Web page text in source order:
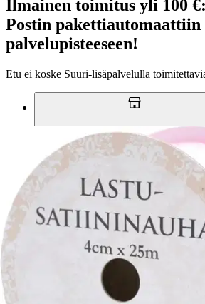
Ilmainen toimitus yli 100
Postin pakettiautomaattiin
palvelupisteeseen!
Etu ei koske Suuri‑lisäpalvelulla
Tarkista
Tuotekuvaus
Lastusatiininauha sopii mainiosti